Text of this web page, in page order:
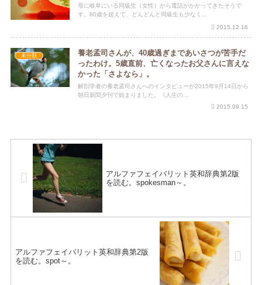
母に岐阜にいる同級生（女性）から電話がかかってきたそうで
す。80歳を超えて、どんどんと同級生も少なく...
2015.12.16
未分類
養老孟司さんが、40歳過ぎまであいさつが苦手だ
ったわけ。5歳直前、亡くなったお父さんに言えな
かった「さよなら」。
解剖学者の養老孟司さんへのインタビューが2015年9月14日から
朝日新聞夕刊で始まりました。《人生の...
2015.09.15
アルファフェイバリット英和辞典第2版
を読む。spokesman～。
アルファフェイバリット英和辞典第2版
を読む。spot～。